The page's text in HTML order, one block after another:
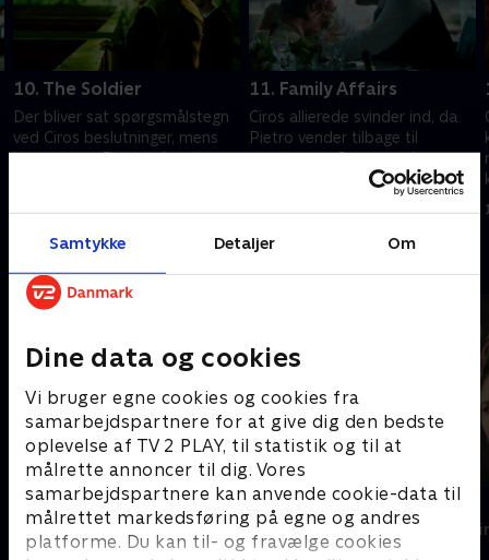
Samtykke Detaljer Om
Dine data og cookies
Vi bruger egne cookies og cookies fra
samarbejdspartnere for at give dig den bedste
oplevelse af TV 2 PLAY, til statistik og til at
målrette annoncer til dig. Vores
samarbejdspartnere kan anvende cookie-data til
målrettet markedsføring på egne og andres
platforme. Du kan til- og fravælge cookies
10. The Soldier
Der bliver sat spørgsmålstegn
ved Ciros beslutninger, mens
han presser Patrizia for at
11. Family Affairs
Ciros allierede svinder ind, da
Pietro vender tilbage til
magten, og Genny og Azzurra
forbereder sig på at blive gift.
Konflikt
Krimi & Spænding • 1 sæsoner
Top Dog
Krimi &